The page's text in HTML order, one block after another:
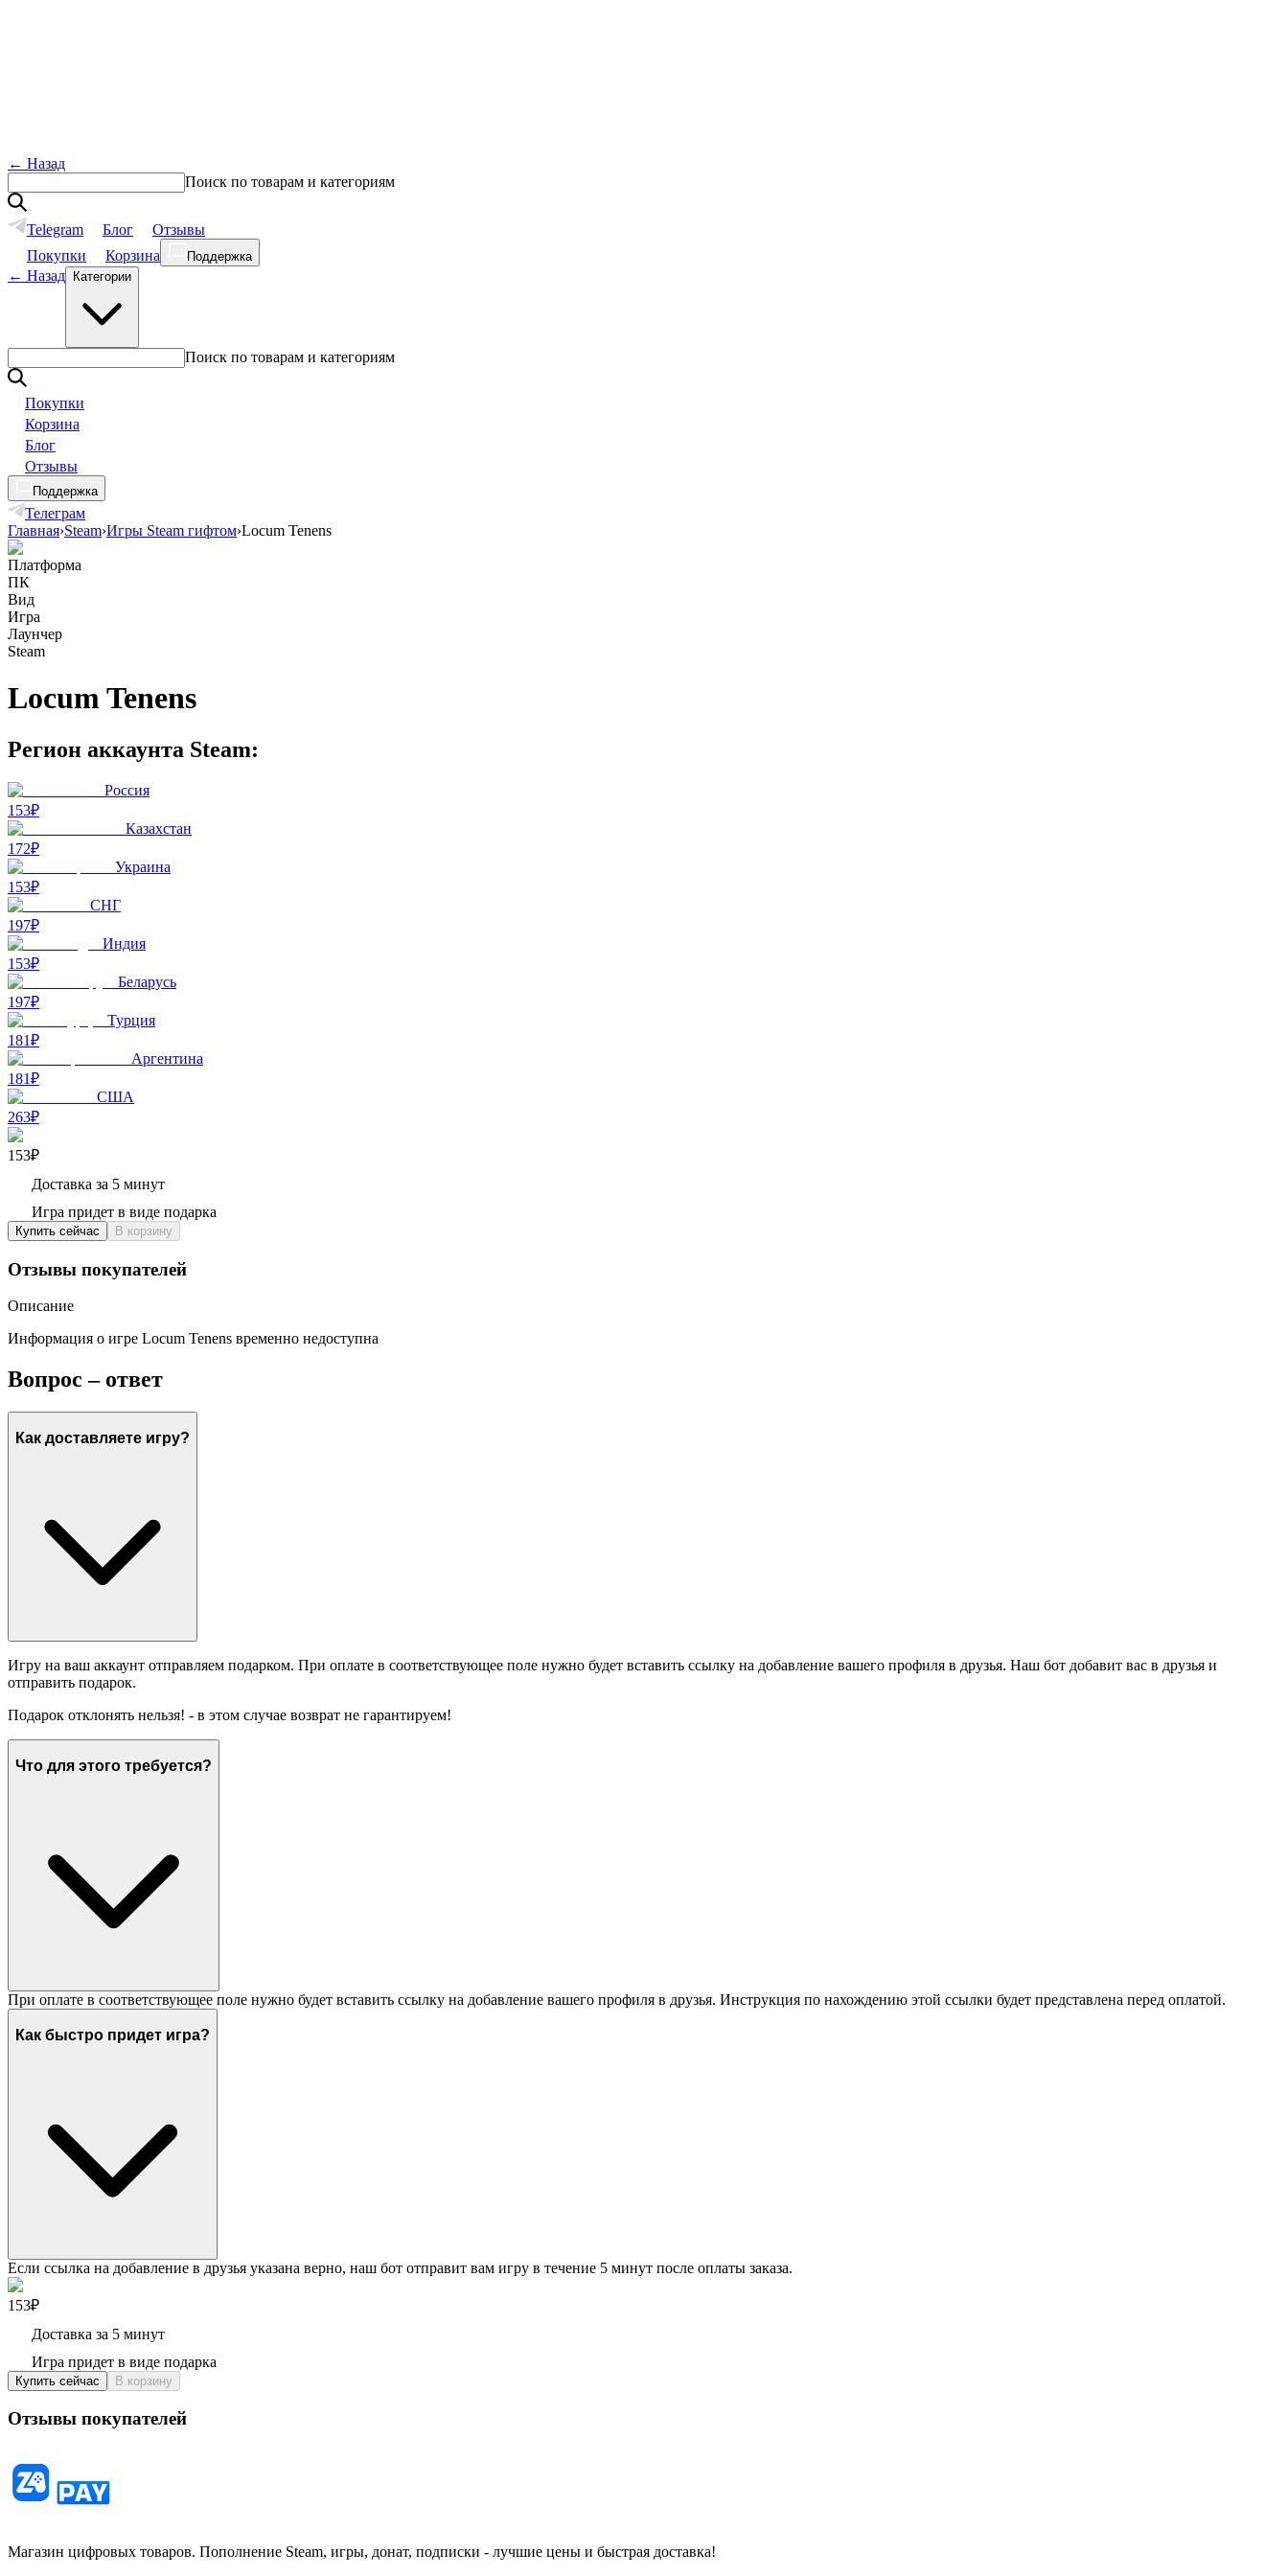
← Назад
Поиск по товарам и категориям
Telegram Блог
Отзывы
Покупки
Корзина Поддержка
← Назад Категории
Поиск по товарам и категориям
Покупки
Корзина
Блог
Отзывы
Поддержка
Телеграм
Главная›Steam›Игры Steam гифтом›Locum Tenens
Платформа
ПК
Вид
Игра
Лаунчер
Steam
Locum Tenens
Регион аккаунта Steam:
Россия
153₽
Казахстан
172₽
Украина
153₽
СНГ
197₽
Индия
153₽
Беларусь
197₽
Турция
181₽
Аргентина
181₽
США
263₽
153₽
Доставка за 5 минут
Игра придет в виде подарка
Купить сейчас В корзину
Отзывы покупателей
Описание
Информация о игре Locum Tenens временно недоступна
Вопрос – ответ
Как доставляете игру?
Игру на ваш аккаунт отправляем подарком. При оплате в соответствующее поле нужно будет вставить ссылку на добавление вашего профиля в друзья. Наш бот добавит вас в друзья и
отправить подарок.
Подарок отклонять нельзя! - в этом случае возврат не гарантируем!
Что для этого требуется?
При оплате в соответствующее поле нужно будет вставить ссылку на добавление вашего профиля в друзья. Инструкция по нахождению этой ссылки будет представлена перед оплатой.
Как быстро придет игра?
Если ссылка на добавление в друзья указана верно, наш бот отправит вам игру в течение 5 минут после оплаты заказа.
153₽
Доставка за 5 минут
Игра придет в виде подарка
Купить сейчас В корзину
Отзывы покупателей
Магазин цифровых товаров. Пополнение Steam, игры, донат, подписки - лучшие цены и быстрая доставка!